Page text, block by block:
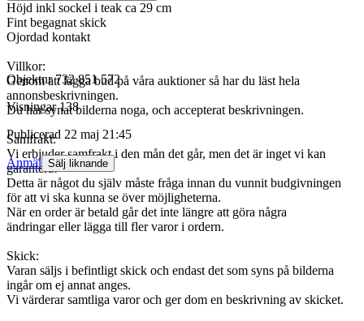
Höjd inkl sockel i teak ca 29 cm
Fint begagnat skick
Ojordad kontakt
Villkor:
Genom att lägga bud på våra auktioner så har du läst hela
annonsbeskrivningen.
Du har synat bilderna noga, och accepterat beskrivningen.
Samfrakt:
Vi erbjuder samfrakt i den mån det går, men det är inget vi kan
garantera!
Detta är något du själv måste fråga innan du vunnit budgivningen
för att vi ska kunna se över möjligheterna.
När en order är betald går det inte längre att göra några
ändringar eller lägga till fler varor i ordern.
Skick:
Varan säljs i befintligt skick och endast det som syns på bilderna
ingår om ej annat anges.
Vi värderar samtliga varor och ger dom en beskrivning av skicket.
Objektnr 732 851 572
Visningar 138
Publicerad 22 maj 21:45
Anmäl Sälj liknande